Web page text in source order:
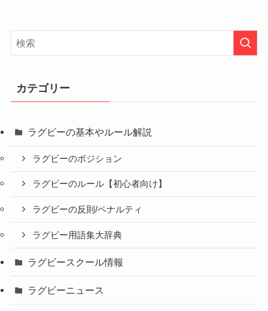
カテゴリー
ラグビーの基本やルール解説
ラグビーのポジション
ラグビーのルール【初心者向け】
ラグビーの反則/ペナルティ
ラグビー用語集大辞典
ラグビースクール情報
ラグビーニュース